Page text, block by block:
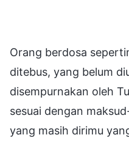
Orang berdosa
ditebus, yang belum
disempurnakan oleh
sesuai dengan
yang masih dirimu